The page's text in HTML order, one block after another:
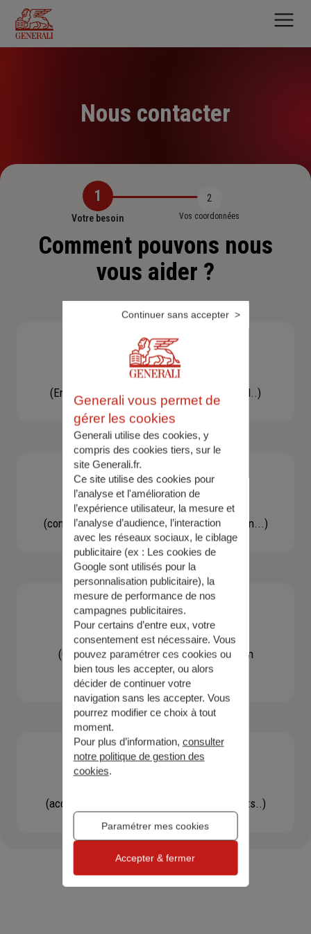
contenu
principal
Nous contacter
1
Votre besoin
2
Vos coordonnées
Comment pouvons nous
vous aider ?
Besoin d'une assistance
(En cas d'accident, bris de glace, un conseil..)
Demande d'information
(concernant une actualité, une réglementation...)
Contacter un agent
(Obtenir un devis, une information, faire un
bilan...)
(accéder à l'espace client, gérer mes contrats..)
Generali vous permet de
gérer les cookies
Generali utilise des cookies, y
compris des cookies tiers, sur le
site Generali.fr.
Ce site utilise des cookies pour
l’analyse et l'amélioration de
l’expérience utilisateur, la mesure et
l’analyse d’audience, l’interaction
avec les réseaux sociaux, le ciblage
publicitaire (ex : Les cookies de
Google sont utilisés pour la
personnalisation publicitaire), la
mesure de performance de nos
campagnes publicitaires.
Pour certains d’entre eux, votre
consentement est nécessaire. Vous
pouvez paramétrer ces cookies ou
bien tous les accepter, ou alors
décider de continuer votre
navigation sans les accepter. Vous
pourrez modifier ce choix à tout
moment.
Pour plus d’information, consulter
notre politique de gestion des
cookies.
Paramétrer mes cookies
Continuer sans accepter
Accepter & fermer